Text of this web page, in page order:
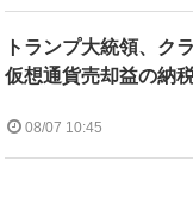
トランプ大統領、ク
仮想通貨売却益の納
08/07 10:45